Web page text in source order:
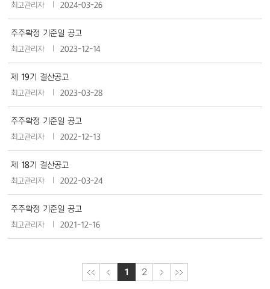
최고관리자 2024-03-26
주주확정 기준일 공고
최고관리자 2023-12-14
제 19기 결산공고
최고관리자 2023-03-28
주주확정 기준일 공고
최고관리자 2022-12-13
제 18기 결산공고
최고관리자 2022-03-24
주주확정 기준일 공고
최고관리자 2021-12-16
1 2